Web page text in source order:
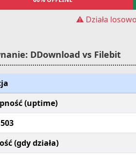
⚠️ Działa
DDownload vs Filebit
(uptime)
(gdy działa)